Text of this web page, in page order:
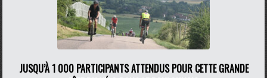
JUSQU’À 1 000 PARTICIPANTS ATTENDUS POUR CETTE GRANDE